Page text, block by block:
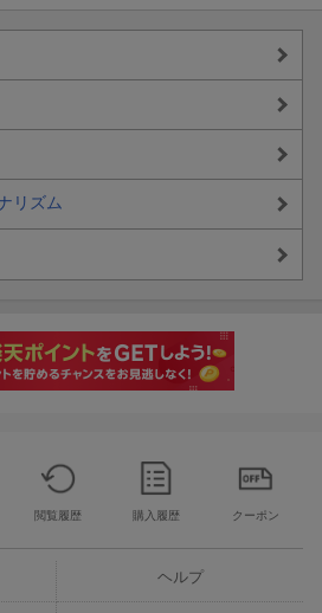
リズム
閲覧履歴 購入履歴 クーポン
ヘルプ